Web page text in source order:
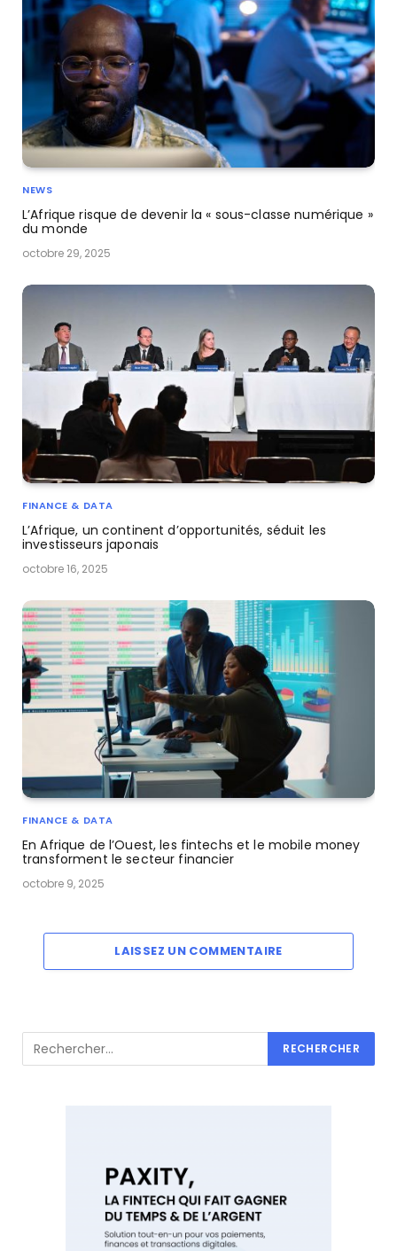
NEWS
L’Afrique risque de devenir la « sous-classe numérique »
du monde
octobre 29, 2025
FINANCE & DATA
L’Afrique, un continent d’opportunités, séduit les
investisseurs japonais
octobre 16, 2025
FINANCE & DATA
En Afrique de l’Ouest, les fintechs et le mobile money
transforment le secteur financier
octobre 9, 2025
LAISSEZ UN COMMENTAIRE